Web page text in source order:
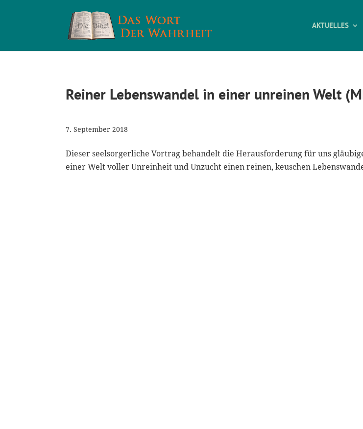
AKTUELLES
Reiner Lebenswandel in einer unreinen Welt
7. September 2018
Dieser seelsorgerliche Vortrag behandelt die Herausforderung für uns
einer Welt voller Unreinheit und Unzucht einen reinen, keuschen